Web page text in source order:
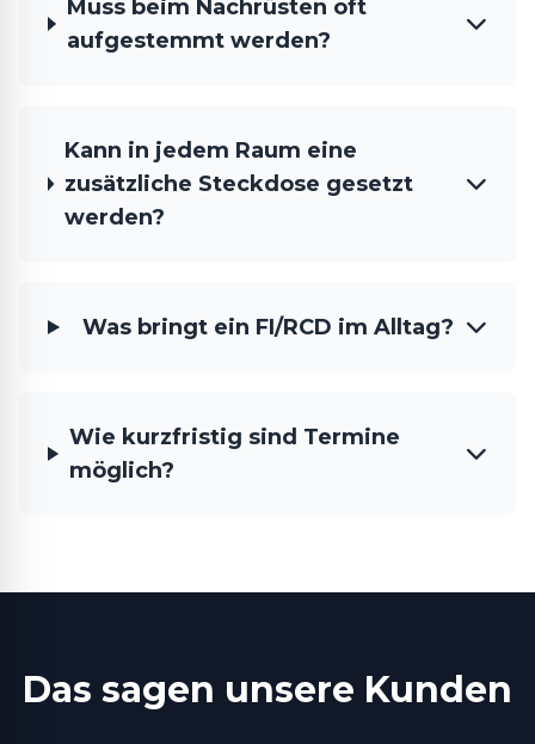
Muss beim Nachrüsten oft
aufgestemmt werden?
Kann in jedem Raum eine
zusätzliche Steckdose gesetzt
werden?
Was bringt ein FI/RCD im Alltag?
Wie kurzfristig sind Termine
möglich?
Das sagen unsere Kunden